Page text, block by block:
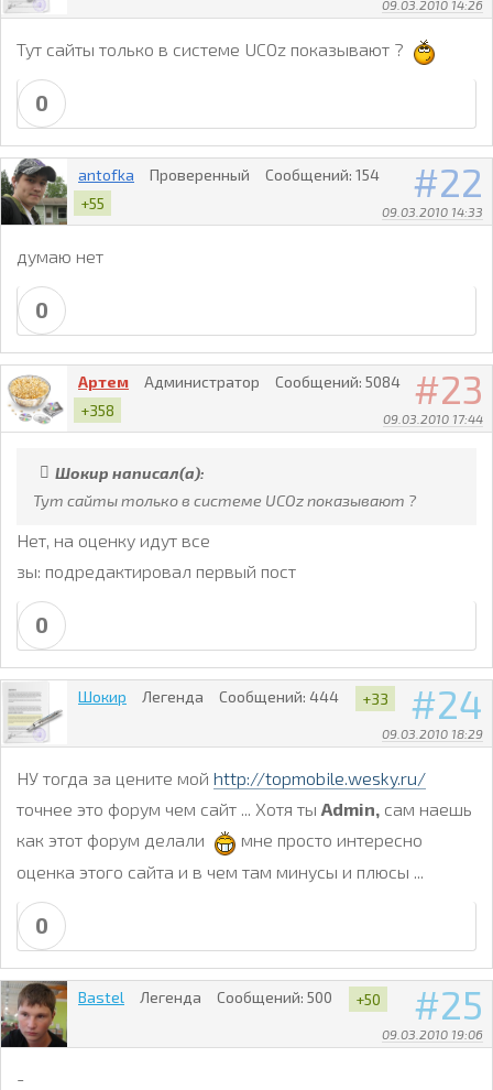
09.03.2010 14:26
Тут сайты только в системе UCOz показывают ?
0
22
09.03.2010 14:33
antofka Проверенный Сообщений: 154
+55
думаю нет
0
23
09.03.2010 17:44
Артем Администратор Сообщений: 5084
+358
Шокир написал(а):
Тут сайты только в системе UCOz показывают ?
Нет, на оценку идут все
зы: подредактировал первый пост
0
24
09.03.2010 18:29
Шокир Легенда Сообщений: 444 +33
НУ тогда за цените мой http://topmobile.wesky.ru/
точнее это форум чем сайт ... Хотя ты Admin, сам наешь
как этот форум делали
мне просто интересно
оценка этого сайта и в чем там минусы и плюсы ...
0
25
09.03.2010 19:06
Bastel Легенда Сообщений: 500 +50
-